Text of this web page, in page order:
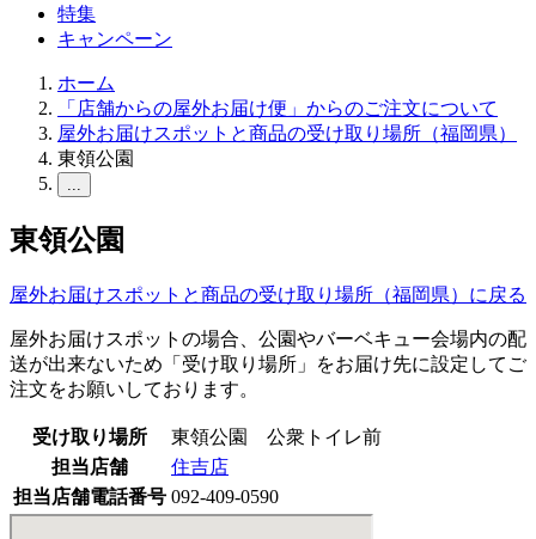
特集
キャンペーン
ホーム
「店舗からの屋外お届け便」からのご注文について
屋外お届けスポットと商品の受け取り場所（福岡県）
東領公園
...
東領公園
屋外お届けスポットと商品の受け取り場所（福岡県）に戻る
屋外お届けスポットの場合、公園やバーベキュー会場内の配
送が出来ないため「受け取り場所」をお届け先に設定してご
注文をお願いしております。
受け取り場所
東領公園 公衆トイレ前
担当店舗
住吉店
担当店舗電話番号 092-409-0590